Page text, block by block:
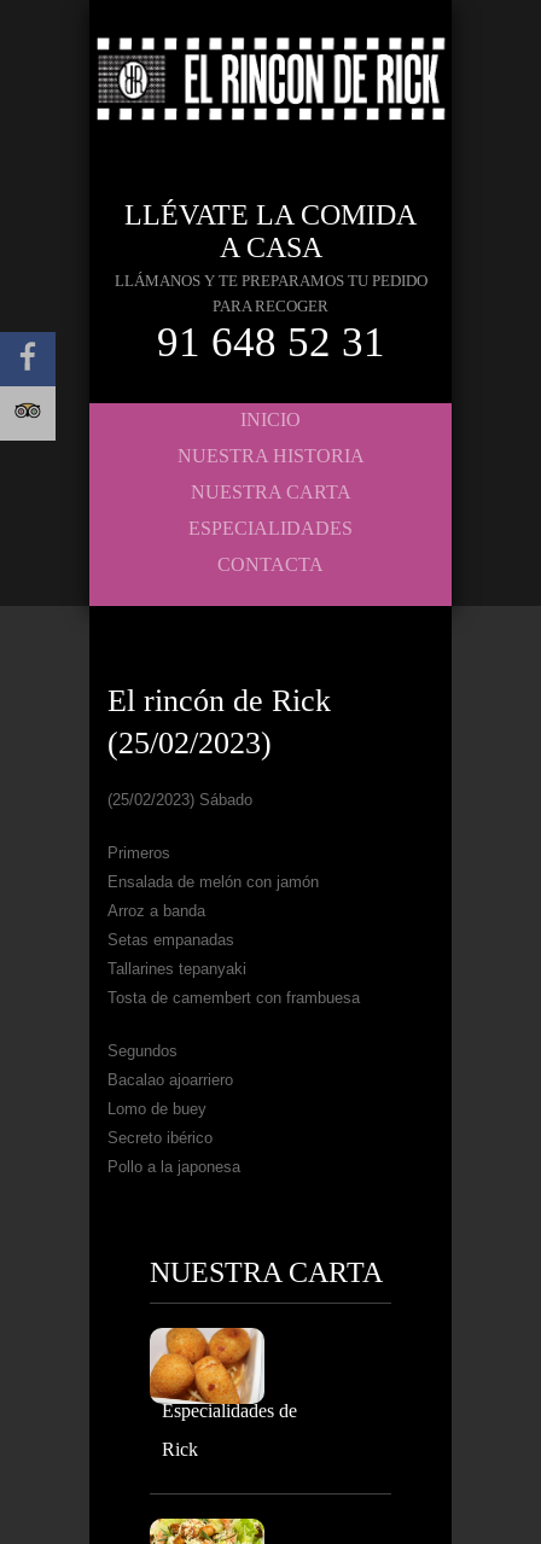
LLÉVATE LA COMIDA
A CASA
LLÁMANOS Y TE PREPARAMOS TU PEDIDO
PARA RECOGER
91 648 52 31
INICIO
NUESTRA HISTORIA
NUESTRA CARTA
ESPECIALIDADES
CONTACTA
El rincón de Rick
(25/02/2023)
(25/02/2023) Sábado
Primeros
Ensalada de melón con jamón
Arroz a banda
Setas empanadas
Tallarines tepanyaki
Tosta de camembert con frambuesa
Segundos
Bacalao ajoarriero
Lomo de buey
Secreto ibérico
Pollo a la japonesa
NUESTRA CARTA
Especialidades de
Rick